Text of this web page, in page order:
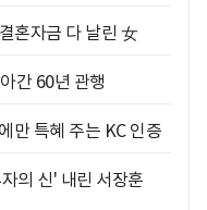
혼자금 다 날린 女
간 60년 관행
만 특혜 주는 KC 인증
의 신' 내린 서장훈